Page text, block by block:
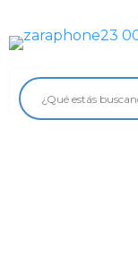
contenidoMóviles
Impolutos